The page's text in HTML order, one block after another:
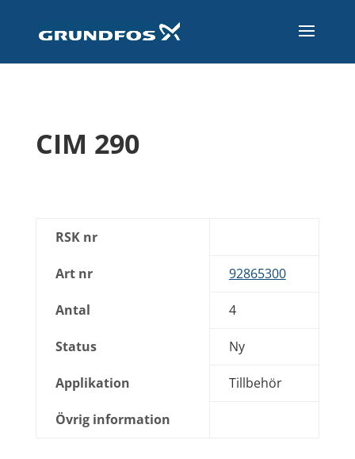
CIM 290
RSK nr
Art nr 92865300
Antal 4
Status Ny
Applikation Tillbehör
Övrig information